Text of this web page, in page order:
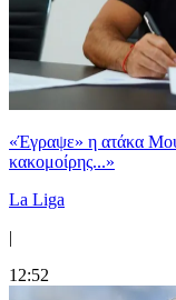
«Έγραψε» η ατάκα
κακομοίρης...»
La Liga
|
12:52